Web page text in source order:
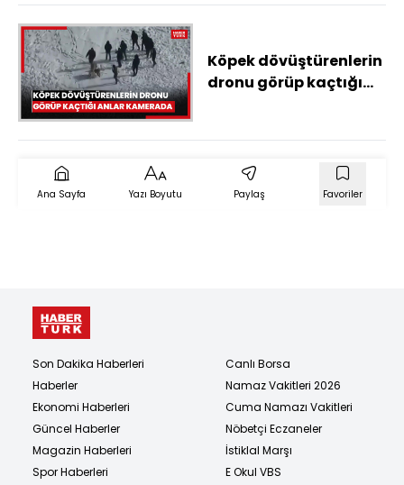
Köpek dövüştürenlerin
dronu görüp kaçtığı
Ana Sayfa Yazı Boyutu Paylaş Favoriler
Son Dakika Haberleri
Haberler
Ekonomi Haberleri
Güncel Haberler
Magazin Haberleri
Spor Haberleri
Canlı Borsa
Namaz Vakitleri 2026
Cuma Namazı Vakitleri
Nöbetçi Eczaneler
İstiklal Marşı
E Okul VBS